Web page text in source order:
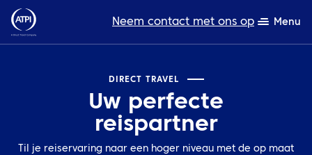
Neem contact met ons op Menu
DIRECT TRAVEL
Uw perfecte
reispartner
Til je reiservaring naar een hoger niveau met de op maat